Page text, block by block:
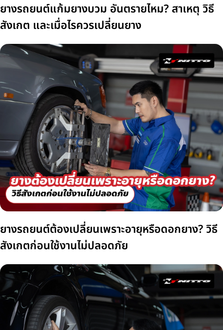
ยางรถยนต์แก้มยางบวม อันตรายไหม? สาเหตุ วิธี
สังเกต และเมื่อไรควรเปลี่ยนยาง
ยางรถยนต์ต้องเปลี่ยนเพราะอายุหรือดอกยาง? วิธี
สังเกตก่อนใช้งานไม่ปลอดภัย